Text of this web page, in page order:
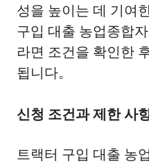
성을 높이는 데 기여
구입 대출 농업종합
라면 조건을 확인한
됩니다。
신청 조건과 제한 사
트랙터 구입 대출 농